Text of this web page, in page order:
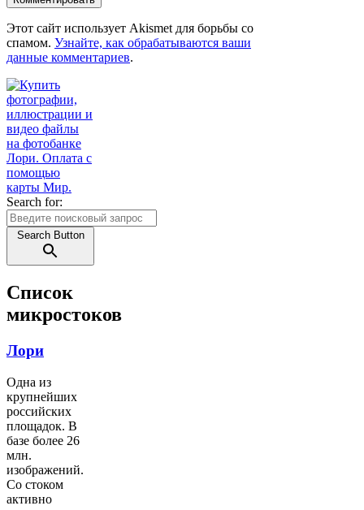
Этот сайт использует Akismet для борьбы со
спамом. Узнайте, как обрабатываются ваши
данные комментариев.
Search for:
Search Button
Список
микростоков
Лори
Одна из
крупнейших
российских
площадок. В
базе более 26
млн.
изображений.
Со стоком
активно